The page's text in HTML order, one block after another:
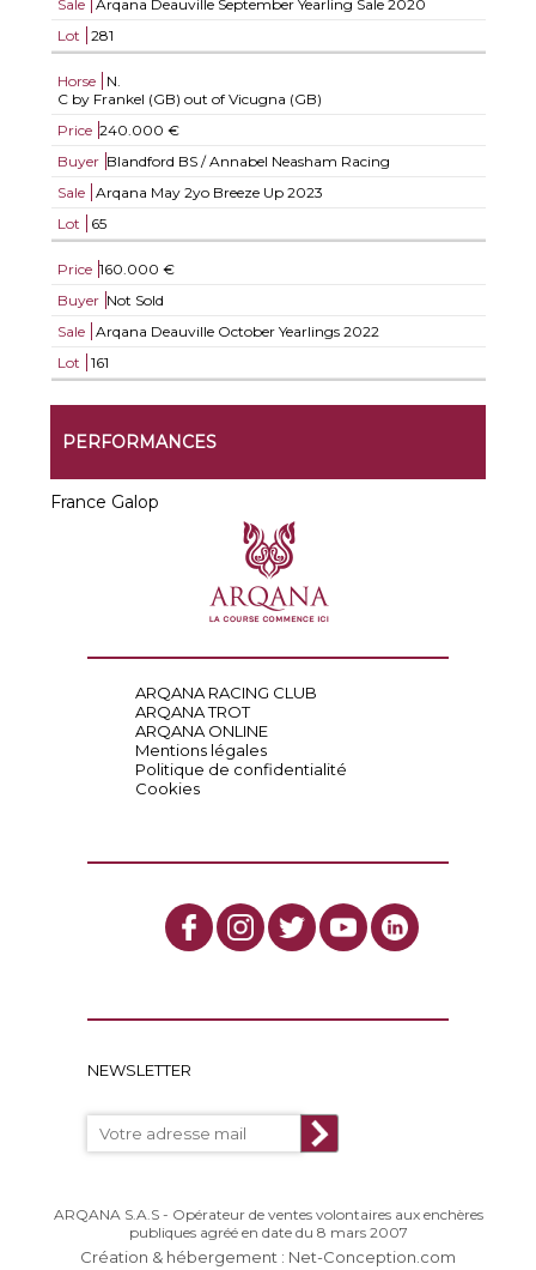
Sale
Arqana Deauville September Yearling Sale 2020
Lot
281
Horse
N.
C by Frankel (GB) out of Vicugna (GB)
Price 240.000 €
Buyer Blandford BS / Annabel Neasham Racing
Sale
Arqana May 2yo Breeze Up 2023
Lot
65
Price 160.000 €
Buyer Not Sold
Sale
Arqana Deauville October Yearlings 2022
Lot
161
PERFORMANCES
France Galop
ARQANA RACING CLUB
ARQANA TROT
ARQANA ONLINE
Mentions légales
Politique de confidentialité
Cookies
NEWSLETTER
ARQANA S.A.S - Opérateur de ventes volontaires aux enchères
publiques agréé en date du 8 mars 2007
Création & hébergement : Net-Conception.com